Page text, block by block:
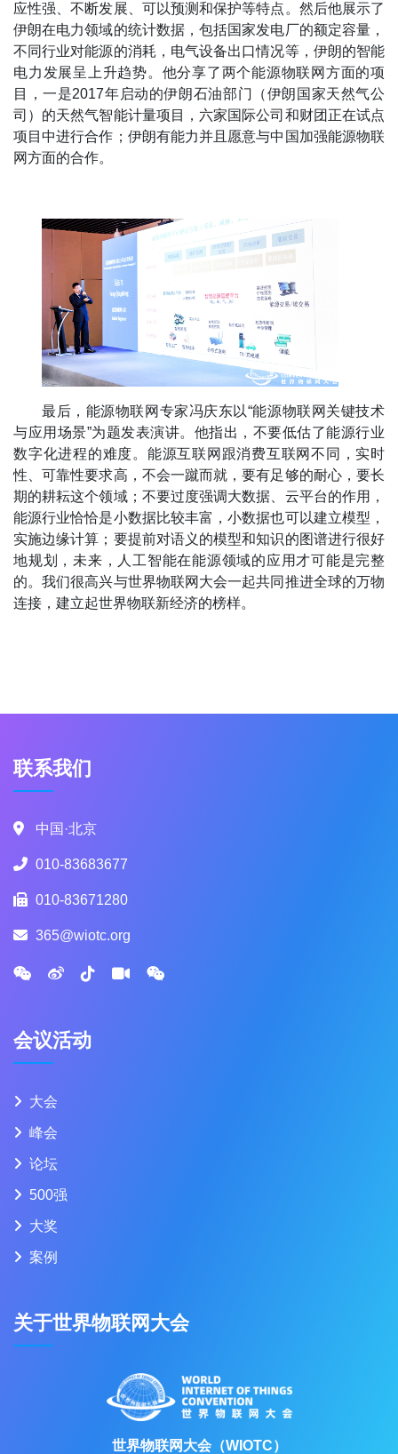
应性强、不断发展、可以预测和保护等特点。然后他展示了
伊朗在电力领域的统计数据，包括国家发电厂的额定容量，
不同行业对能源的消耗，电气设备出口情况等，伊朗的智能
电力发展呈上升趋势。他分享了两个能源物联网方面的项
目，一是2017年启动的伊朗石油部门（伊朗国家天然气公
司）的天然气智能计量项目，六家国际公司和财团正在试点
项目中进行合作；伊朗有能力并且愿意与中国加强能源物联
网方面的合作。
最后，能源物联网专家冯庆东以“能源物联网关键技术
与应用场景”为题发表演讲。他指出，不要低估了能源行业
数字化进程的难度。能源互联网跟消费互联网不同，实时
性、可靠性要求高，不会一蹴而就，要有足够的耐心，要长
期的耕耘这个领域；不要过度强调大数据、云平台的作用，
能源行业恰恰是小数据比较丰富，小数据也可以建立模型，
实施边缘计算；要提前对语义的模型和知识的图谱进行很好
地规划，未来，人工智能在能源领域的应用才可能是完整
的。我们很高兴与世界物联网大会一起共同推进全球的万物
连接，建立起世界物联新经济的榜样。
联系我们
中国·北京
010-83683677
010-83671280
365@wiotc.org
会议活动
大会
峰会
论坛
500强
大奖
案例
关于世界物联网大会
世界物联网大会（WIOTC）